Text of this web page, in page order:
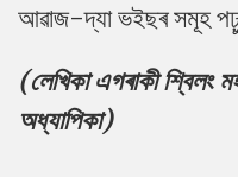
আৱাজ-দ্যা ভইছৰ সমূহ
(লেখিকা এগৰাকী শ্বিলং
অধ্যাপিকা)